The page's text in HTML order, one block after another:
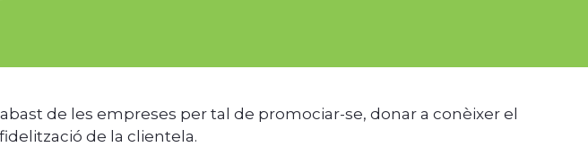
de les empreses per tal de promociar-se, donar a conèixer el
de la clientela.